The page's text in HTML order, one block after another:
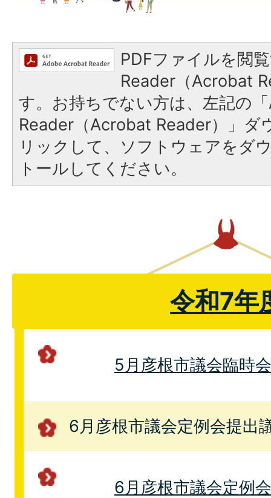
PDFファイルを閲
Reader（Acrobat
す。お持ちでない方は、左記の
Reader（Acrobat Reader）」ダ
リックして、ソフトウェアをダ
トールしてください。
令和7年
5月彦根市議会臨時
6月彦根市議会定例会提出
6月彦根市議会定例